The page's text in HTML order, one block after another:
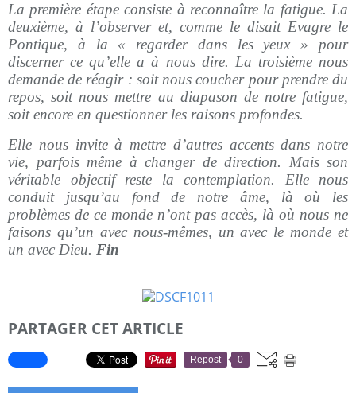
La première étape consiste à reconnaître la fatigue. La
deuxième, à l’observer et, comme le disait Evagre le
Pontique, à la « regarder dans les yeux » pour
discerner ce qu’elle a à nous dire. La troisième nous
demande de réagir : soit nous coucher pour prendre du
repos, soit nous mettre au diapason de notre fatigue,
soit encore en questionner les raisons profondes.
Elle nous invite à mettre d’autres accents dans notre
vie, parfois même à changer de direction. Mais son
véritable objectif reste la contemplation. Elle nous
conduit jusqu’au fond de notre âme, là où les
problèmes de ce monde n’ont pas accès, là où nous ne
faisons qu’un avec nous-mêmes, un avec le monde et
un avec Dieu. Fin
PARTAGER CET ARTICLE
Repost 0